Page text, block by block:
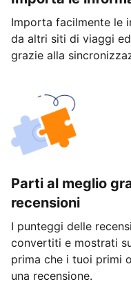
Importa facilmente le
da altri siti di viaggi
grazie alla
Parti al meglio
recensioni
I punteggi delle
convertiti e mostrati
prima che i tuoi primi
una recensione.